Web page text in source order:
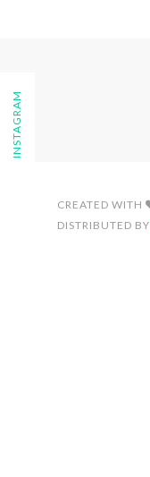
FOLLOW ON INSTAGRAM CREATED WITH
DISTRIBUTED BY